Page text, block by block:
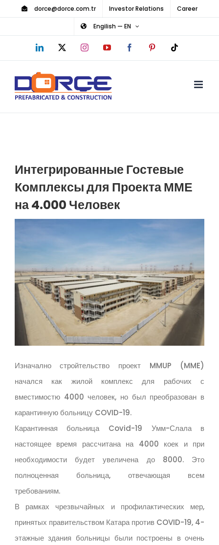
content
dorce@dorce.com.tr Investor Relations Career
Engilish — EN
LinkedIn InstagramYouTube FacebookPinterest
Интегрированные Гостевые
Комплексы для Проекта ММЕ
на 4.000 Человек
Изначално стройтельство проект MMUP (MME)
начался как жилой комплекс для рабочих с
вместимостю 4000 человек, но был преобразован в
карантинную больницу COVID-19.
Карантинная больница Covid-19 Умм-Слала в
настоящее время рассчитана на 4000 коек и при
необходимости будет увеличена до 8000. Это
полноценная больница, отвечающая всем
требованиям.
В рамках чрезвычайных и профилактических мер,
принятых правительством Катара против COVID-19, 4-
этажные здания больницы были построены в очень